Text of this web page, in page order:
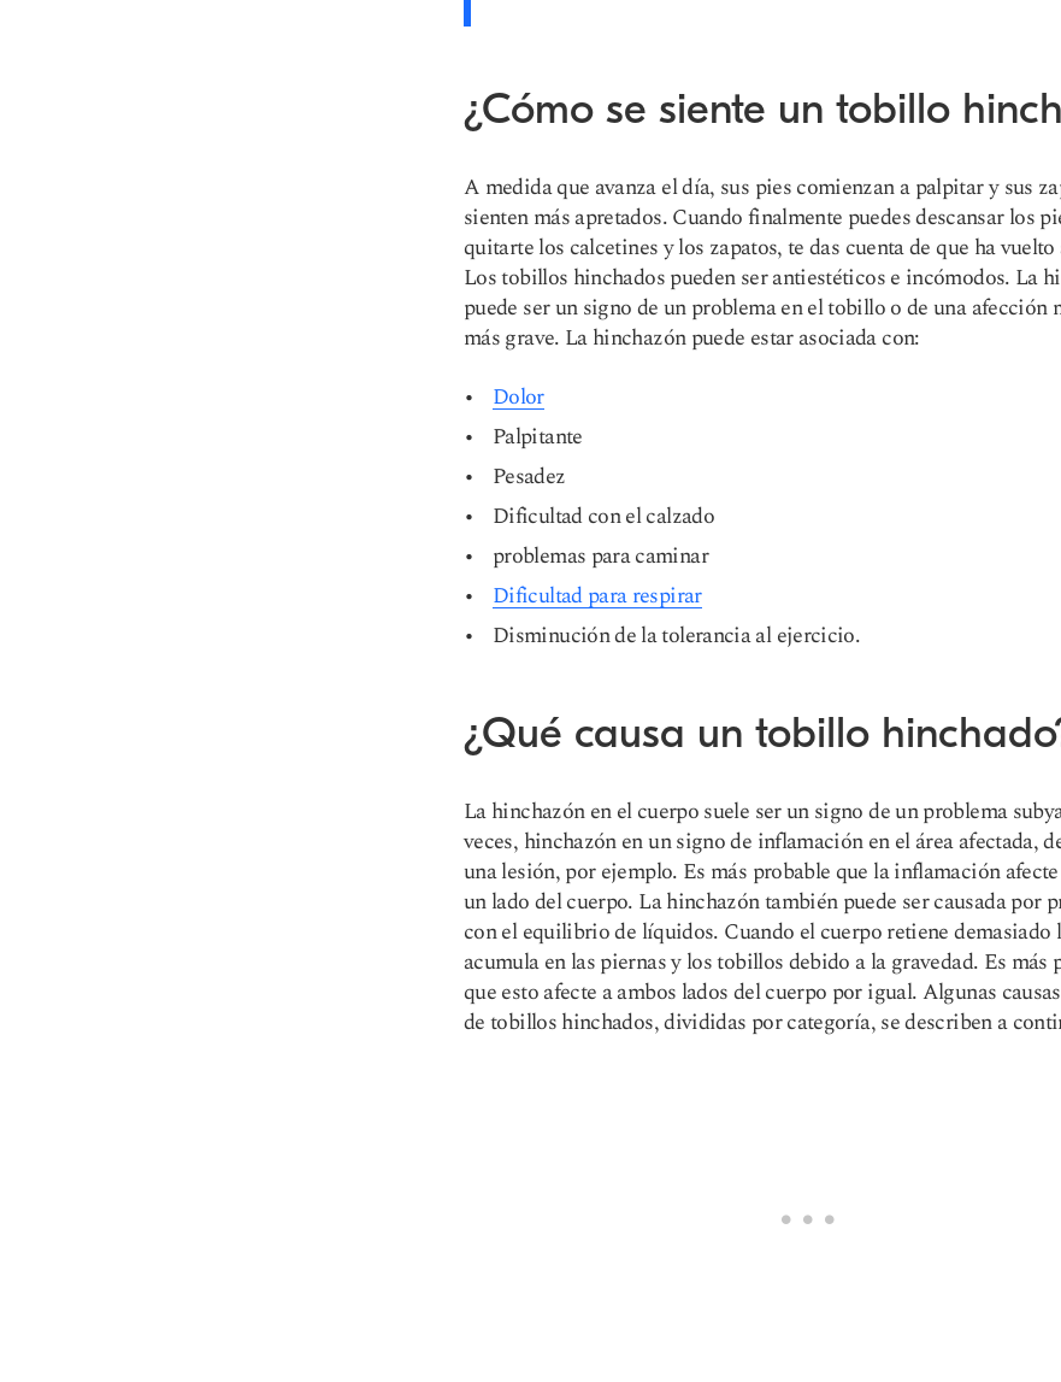
¿Cómo se siente un tobillo
A medida que avanza el día, sus pies comienzan a palpitar y sus
sienten más apretados. Cuando finalmente puedes descansar los
quitarte los calcetines y los zapatos, te das cuenta de que ha vuelto
Los tobillos hinchados pueden ser antiestéticos e incómodos. La
puede ser un signo de un problema en el tobillo o de una afección
más grave. La hinchazón puede estar asociada con:
Dolor
Palpitante
Pesadez
Dificultad con el calzado
problemas para caminar
Dificultad para respirar
Disminución de la tolerancia al ejercicio.
¿Qué causa un tobillo
La hinchazón en el cuerpo suele ser un signo de un problema
veces, hinchazón en un signo de inflamación en el área afectada,
una lesión, por ejemplo. Es más probable que la inflamación
un lado del cuerpo. La hinchazón también puede ser causada por
con el equilibrio de líquidos. Cuando el cuerpo retiene demasiado
acumula en las piernas y los tobillos debido a la gravedad. Es más
que esto afecte a ambos lados del cuerpo por igual. Algunas
de tobillos hinchados, divididas por categoría, se describen a